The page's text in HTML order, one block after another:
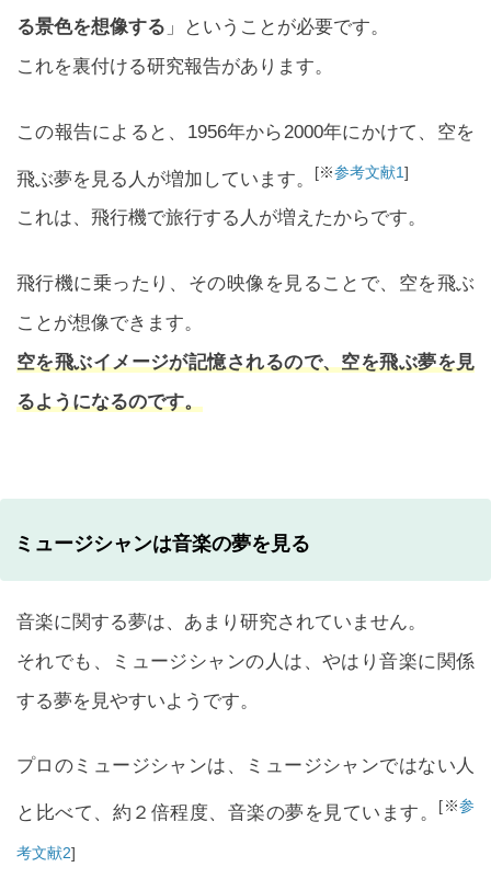
る景色を想像する 」ということが必要です。
これを裏付ける研究報告があります。
この報告によると、1956年から2000年にかけて、空を
飛ぶ夢を見る人が増加しています。 [※参考文献1]
これは、飛行機で旅行する人が増えたからです。
飛行機に乗ったり、その映像を見ることで、空を飛ぶ
ことが想像できます。
空を飛ぶイメージが記憶されるので、空を飛ぶ夢を見
るようになるのです。
ミュージシャンは音楽の夢を見る
音楽に関する夢は、あまり研究されていません。
それでも、ミュージシャンの人は、やはり音楽に関係
する夢を見やすいようです。
プロのミュージシャンは、ミュージシャンではない人
と比べて、約２倍程度、音楽の夢を見ています。 [※参
考文献2]